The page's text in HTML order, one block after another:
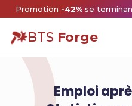
Promotion -42%se
BTS Forge
Emploi